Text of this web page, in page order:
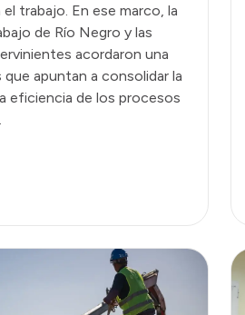
trabajo. En ese marco, la
de Río Negro y las
acordaron una
que apuntan a consolidar la
eficiencia de los procesos